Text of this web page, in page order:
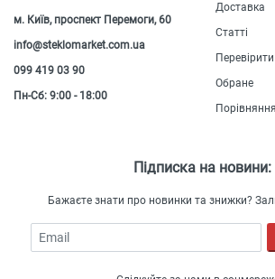
м. Київ, проспект Перемоги, 60
info@steklomarket.com.ua
099 419 03 90
Пн-Сб: 9:00 - 18:00
Доставка
Статті
Обране
Підписка на новини:
Бажаєте знати про новинки та знижки?
Email